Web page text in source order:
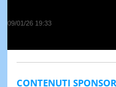
09/01/26 19:33